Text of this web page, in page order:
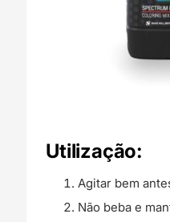
Utilização:
Agitar bem
Não beba e